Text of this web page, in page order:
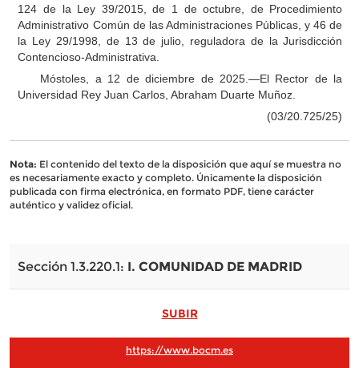
124 de la Ley 39/2015, de 1 de octubre, de Procedimiento
Administrativo Común de las Administraciones Públicas, y 46 de
la Ley 29/1998, de 13 de julio, reguladora de la Jurisdicción
Contencioso-Administrativa.
Móstoles, a 12 de diciembre de 2025.—El Rector de la
Universidad Rey Juan Carlos, Abraham Duarte Muñoz.
(03/20.725/25)
Nota: El contenido del texto de la disposición que aquí se muestra no
es necesariamente exacto y completo. Únicamente la disposición
publicada con firma electrónica, en formato PDF, tiene carácter
auténtico y validez oficial.
Sección 1.3.220.1: I. COMUNIDAD DE MADRID
SUBIR
https://www.bocm.es